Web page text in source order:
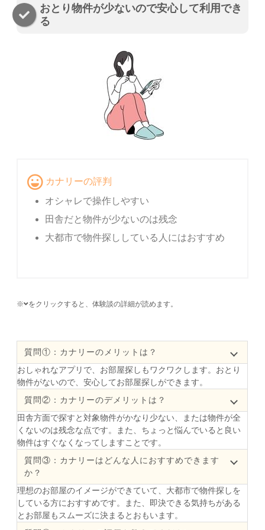
おとり物件が少ないので安心して利用でき
る
カナリーの評判
オシャレで操作しやすい
田舎だと物件が少ないのは残念
大都市で物件探ししている人にはおすすめ
※ をクリックすると、体験談の詳細が読めます。
質問①：カナリーのメリットは？
おしゃれなアプリで、お部屋探しもワクワクします。おとり
物件がないので、安心してお部屋探しができます。
質問②：カナリーのデメリットは？
田舎方面で探すと対象物件がかなり少ない、または物件が全
くないのは残念な点です。また、ちょっと悩んでいると良い
物件はすぐなくなってしますことです。
質問③：カナリーはどんな人におすすめできます
か？
理想のお部屋のイメージができていて、大都市で物件探しを
している方におすすめです。また、即決できる気持ちがある
とお部屋もスムーズに決まるとおもいます。